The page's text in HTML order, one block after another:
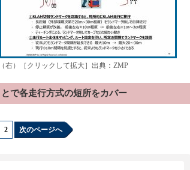
右）［クリックして拡大］出典：ZMP
で各走行方式の短所をカバー
2 次のページへ